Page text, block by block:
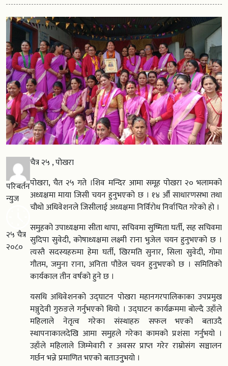
परिबर्तन
न्युज
२५ चैत्र
२०८०
चैत्र २५ , पोखरा
पोखरा, चैत २५ गते ।शिव मन्दिर आमा समूह पोखरा २० भलामको
अध्यक्षमा माया जिसी चयन हुनुभएको छ । १४ औँ साधारणसभा तथा
चौथो अधिवेशनले जिसीलाई अध्यक्षमा निर्विरोध निर्वाचित गरेको हो ।
समुहको उपाध्यक्षमा सीता थापा, सचिवमा सुष्मिता घर्ती, सह सचिवमा
सुदिपा सुवेदी, कोषाध्यक्षमा लक्ष्मी राना भुजेल चयन हुनुभएको छ ।
त्यस्तै सदस्यहरुमा हेमा घर्ती, खिरमति सुनार, सिला सुवेदी, गोमा
गौतम, जमुना राना, अनिता पौडेल चयन हुनुभएको छ । समितिको
कार्यकाल तीन वर्षको हुने छ ।
यसधि अधिवेशनको उद्घाटन पोखरा महानगरपालिकाका उपप्रमुख
मञ्जुदेवी गुरुङले गर्नुभएको थियो । उद्घाटन कार्यक्रममा बोल्दै उहाँले
महिलाले नेतृत्व गरेका संस्थाहरु सफल भएको बताउदै
स्थापनाकालदेखि आमा समुहले गरेका कामको प्रशंसा गर्नुभयो ।
उहाँले महिलाले जिम्मेवारी र अवसर प्राप्त गरेर राम्रोसंग सञ्चालन
गर्छन भन्ने प्रमाणित भएको बताउनुुभयो ।